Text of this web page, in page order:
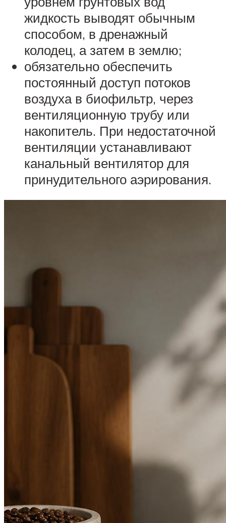
жидкость выводят обычным
способом, в дренажный
колодец, а затем в землю;
обязательно обеспечить
постоянный доступ потоков
воздуха в биофильтр, через
вентиляционную трубу или
накопитель. При недостаточной
вентиляции устанавливают
канальный вентилятор для
принудительного аэрирования.